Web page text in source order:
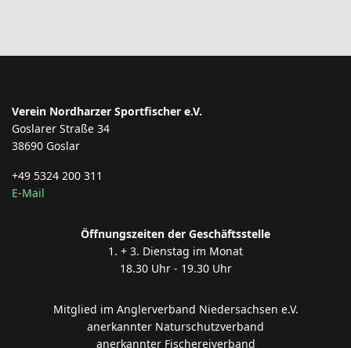
Verein Nordharzer Sportfischer e.V.
Goslarer Straße 34
38690 Goslar
+49 5324 200 311
E-Mail
Öffnungszeiten der Geschäftsstelle
1. + 3. Dienstag im Monat
18.30 Uhr - 19.30 Uhr
Mitglied im Anglerverband Niedersachsen e.V.
anerkannter Naturschutzverband
anerkannter Fischereiverband